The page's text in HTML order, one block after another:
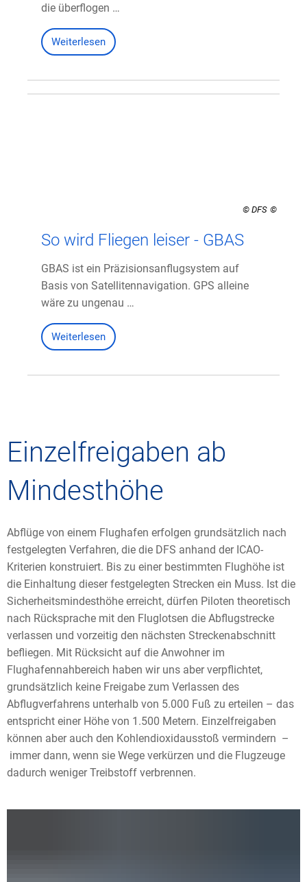
die überflogen …
Weiterlesen
© DFS
So wird Fliegen leiser - GBAS
GBAS ist ein Präzisionsanflugsystem auf
Basis von Satellitennavigation. GPS alleine
wäre zu ungenau …
Weiterlesen
Einzelfreigaben ab
Mindesthöhe
Abflüge von einem Flughafen erfolgen grundsätzlich nach
festgelegten Verfahren, die die DFS anhand der ICAO-
Kriterien konstruiert. Bis zu einer bestimmten Flughöhe ist
die Einhaltung dieser festgelegten Strecken ein Muss. Ist die
Sicherheitsmindesthöhe erreicht, dürfen Piloten theoretisch
nach Rücksprache mit den Fluglotsen die Abflugstrecke
verlassen und vorzeitig den nächsten Streckenabschnitt
befliegen. Mit Rücksicht auf die Anwohner im
Flughafennahbereich haben wir uns aber verpflichtet,
grundsätzlich keine Freigabe zum Verlassen des
Abflugverfahrens unterhalb von 5.000 Fuß zu erteilen – das
entspricht einer Höhe von 1.500 Metern. Einzelfreigaben
können aber auch den Kohlendioxidausstoß vermindern –
immer dann, wenn sie Wege verkürzen und die Flugzeuge
dadurch weniger Treibstoff verbrennen.